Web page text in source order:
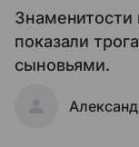
Знаменитости
показали
сыновьями.